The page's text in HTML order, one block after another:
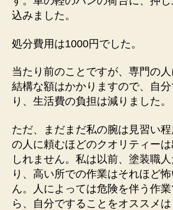
込みました。
処分費用は1000円でした。
当たり前のことですが、専門の人
結構な額はかかりますので、自
り、生活費の負担は減りました。
ただ、まだまだ私の腕は見習い
の人に頼むほどのクオリティー
しれません。私は以前、塗装職
り、高い所での作業はそれほど
ん。人によっては危険を伴う作
ら、自分ですることをオススメは